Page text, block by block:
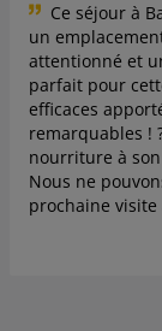
Ce séjour à
un
attentionné et
parfait pour
efficaces
remarquables !
nourriture à
Nous ne
prochaine visite